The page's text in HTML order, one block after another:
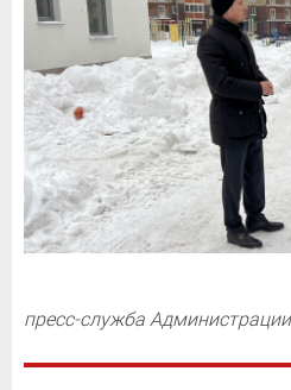
пресс-служба